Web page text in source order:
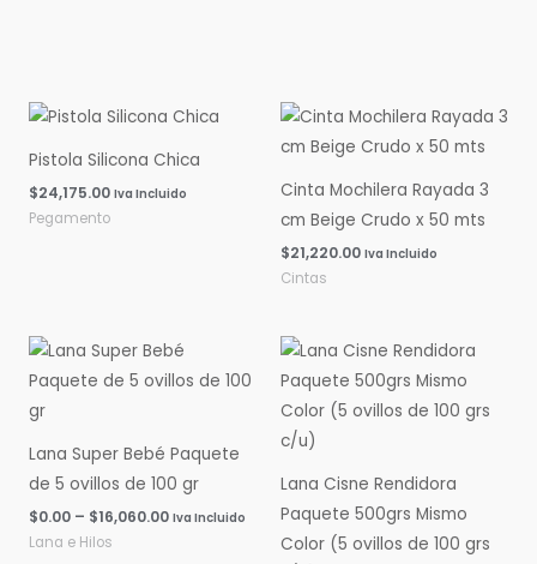
Pistola Silicona Chica
$24,175.00 Iva Incluido
Pegamento
Cinta Mochilera Rayada 3
cm Beige Crudo x 50 mts
$21,220.00 Iva Incluido
Cintas
Lana Super Bebé Paquete
de 5 ovillos de 100 gr
$0.00 – $16,060.00
Rango
de
precios:
$16,060.00
Iva Incluido
Lana e Hilos
Lana Cisne Rendidora
Paquete 500grs Mismo
Color (5 ovillos de 100 grs
Rango
de
precios:
desde
$0.00